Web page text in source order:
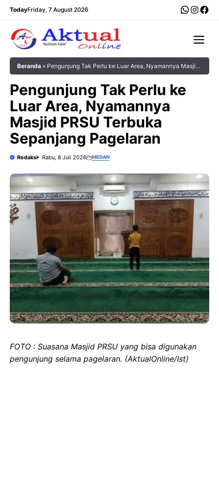
Langsung
TodayFriday, 7 August 2026
Beranda » Pengunjung Tak Perlu ke Luar Area, Nyamannya Masjid
Pengunjung Tak Perlu ke
Luar Area, Nyamannya
Masjid PRSU Terbuka
Sepanjang Pagelaran
Redaksi Rabu, 8 Juli 2026 MEDAN
FOTO : Suasana Masjid PRSU yang bisa digunakan
pengunjung selama pagelaran. (AktualOnline/Ist)